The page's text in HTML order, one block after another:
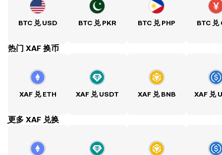
BTC 兑 USD BTC 兑 PKR BTC 兑 PHP BTC 兑
热门 XAF 换币
XAF 兑 ETH XAF 兑 USDT XAF 兑 BNB XAF 兑
ִִִִִִִִִִִִִִִִִִִִִִִִִִִִִִִִִִִִִִִִִִִִִִִִ更多 XAF 兑换